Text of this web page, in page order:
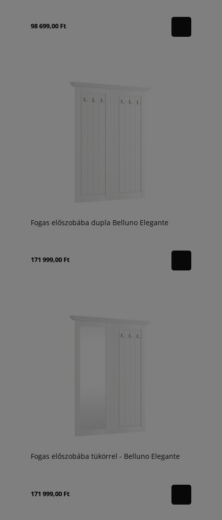
98 699,00 Ft
Fogas előszobába dupla Belluno Elegante
171 999,00 Ft
Fogas előszobába tükörrel - Belluno Elegante
171 999,00 Ft